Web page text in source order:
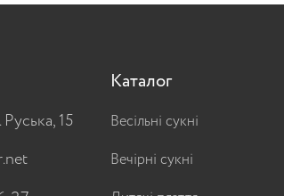
15
Каталог
Весільні сукні
Вечірні сукні